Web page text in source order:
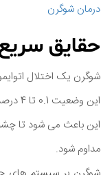
درمان شوگرن
حقایق
شوگرن یک اختلال
این وضعیت 0.1 تا 4 درصد از افراد در ایالات متحده را تحت تاثیر قرار می دهد و 90 درصد از افرادی که شوگرن دارند زنان هستند.
این باعث می شود تا
مداوم شود.